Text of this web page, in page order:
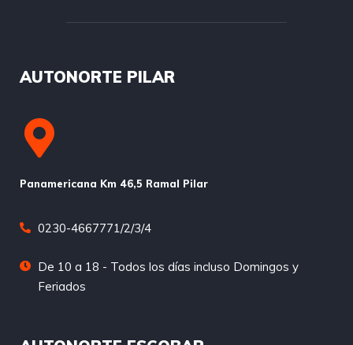
AUTONORTE PILAR
Panamericana Km 46,5 Ramal Pilar
0230-4667771/2/3/4
De 10 a 18 - Todos los días incluso Domingos y
Feriados